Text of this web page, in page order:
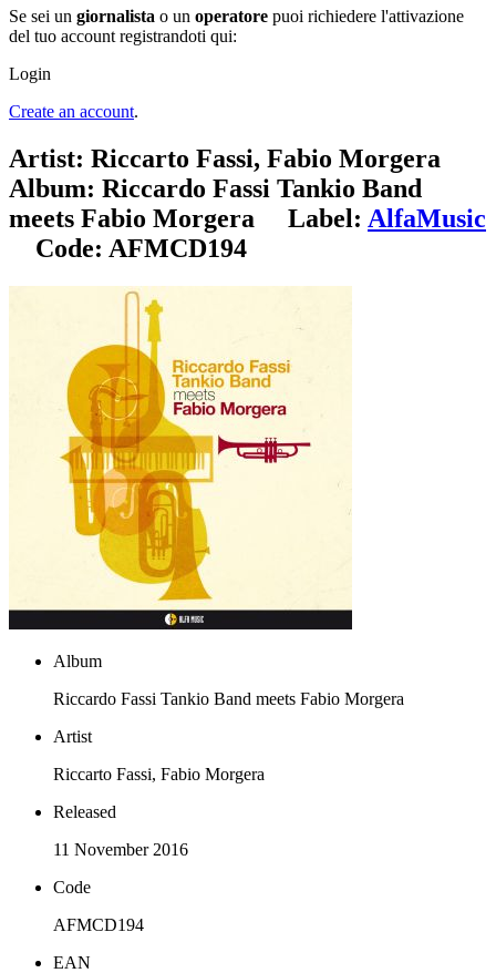
Se sei un giornalista o un operatore puoi richiedere l'attivazione
del tuo account registrandoti qui:
Login
Create an account.
Artist: Riccarto Fassi, Fabio Morgera
Album: Riccardo Fassi Tankio Band
meets Fabio Morgera Label: AlfaMusic
Code: AFMCD194
Album
Riccardo Fassi Tankio Band meets Fabio Morgera
Artist
Riccarto Fassi, Fabio Morgera
Released
11 November 2016
Code
AFMCD194
EAN